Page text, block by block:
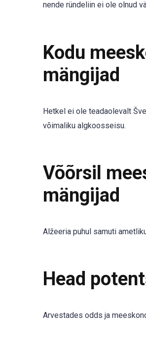
nende ründeliin ei ole olnud
Kodu
mängijad
Hetkel ei ole teadaolevalt
võimaliku algkoosseisu.
Võõrsil
mängijad
Alžeeria puhul samuti
Head
Arvestades odds ja